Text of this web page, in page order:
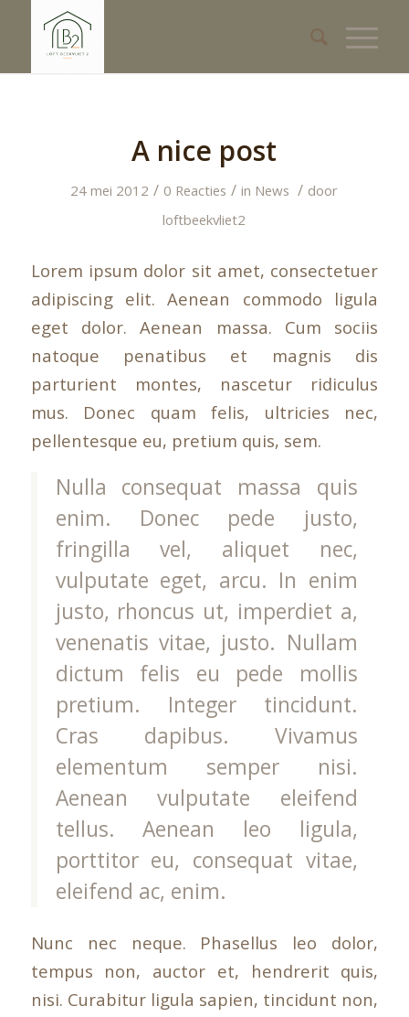
A nice post
24 mei 2012 / 0 Reacties / in News / door
loftbeekvliet2
Lorem ipsum dolor sit amet, consectetuer
adipiscing elit. Aenean commodo ligula
eget dolor. Aenean massa. Cum sociis
natoque penatibus et magnis dis
parturient montes, nascetur ridiculus
mus. Donec quam felis, ultricies nec,
pellentesque eu, pretium quis, sem.
Nulla consequat massa quis
enim. Donec pede justo,
fringilla vel, aliquet nec,
vulputate eget, arcu. In enim
justo, rhoncus ut, imperdiet a,
venenatis vitae, justo. Nullam
dictum felis eu pede mollis
pretium. Integer tincidunt.
Cras dapibus. Vivamus
elementum semper nisi.
Aenean vulputate eleifend
tellus. Aenean leo ligula,
porttitor eu, consequat vitae,
eleifend ac, enim.
Nunc nec neque. Phasellus leo dolor,
tempus non, auctor et, hendrerit quis,
nisi. Curabitur ligula sapien, tincidunt non,